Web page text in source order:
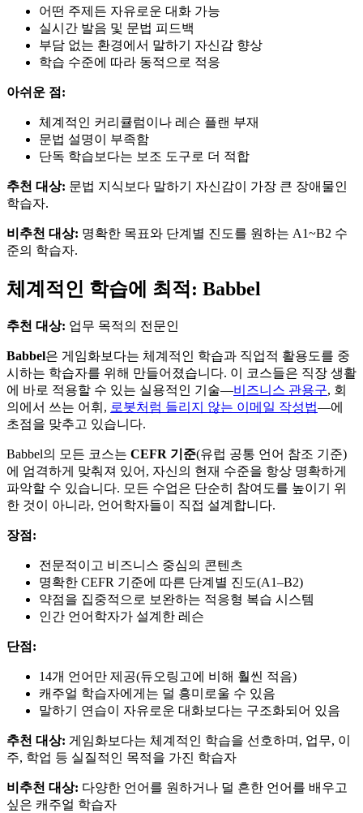
어떤 주제든 자유로운 대화 가능
실시간 발음 및 문법 피드백
부담 없는 환경에서 말하기 자신감 향상
학습 수준에 따라 동적으로 적응
아쉬운 점:
체계적인 커리큘럼이나 레슨 플랜 부재
문법 설명이 부족함
단독 학습보다는 보조 도구로 더 적합
추천 대상: 문법 지식보다 말하기 자신감이 가장 큰 장애물인
학습자.
비추천 대상: 명확한 목표와 단계별 진도를 원하는 A1~B2 수
준의 학습자.
체계적인 학습에 최적: Babbel
추천 대상: 업무 목적의 전문인
Babbel은 게임화보다는 체계적인 학습과 직업적 활용도를 중
시하는 학습자를 위해 만들어졌습니다. 이 코스들은 직장 생활
에 바로 적용할 수 있는 실용적인 기술—비즈니스 관용구, 회
의에서 쓰는 어휘, 로봇처럼 들리지 않는 이메일 작성법—에
초점을 맞추고 있습니다.
Babbel의 모든 코스는 CEFR 기준(유럽 공통 언어 참조 기준)
에 엄격하게 맞춰져 있어, 자신의 현재 수준을 항상 명확하게
파악할 수 있습니다. 모든 수업은 단순히 참여도를 높이기 위
한 것이 아니라, 언어학자들이 직접 설계합니다.
장점:
전문적이고 비즈니스 중심의 콘텐츠
명확한 CEFR 기준에 따른 단계별 진도(A1–B2)
약점을 집중적으로 보완하는 적응형 복습 시스템
인간 언어학자가 설계한 레슨
단점:
14개 언어만 제공(듀오링고에 비해 훨씬 적음)
캐주얼 학습자에게는 덜 흥미로울 수 있음
말하기 연습이 자유로운 대화보다는 구조화되어 있음
추천 대상: 게임화보다는 체계적인 학습을 선호하며, 업무, 이
주, 학업 등 실질적인 목적을 가진 학습자
비추천 대상: 다양한 언어를 원하거나 덜 흔한 언어를 배우고
싶은 캐주얼 학습자